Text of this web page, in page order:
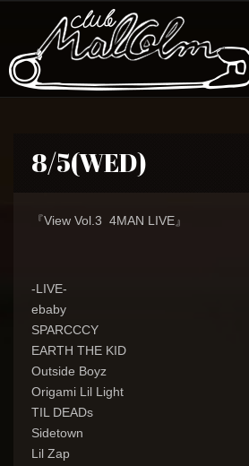
8/5(WED)
『View Vol.3 4MAN LIVE』
-LIVE-
ebaby
SPARCCCY
EARTH THE KID
Outside Boyz
Origami Lil Light
TIL DEADs
Sidetown
Lil Zap